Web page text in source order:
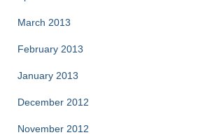
March 2013
February 2013
January 2013
December 2012
November 2012